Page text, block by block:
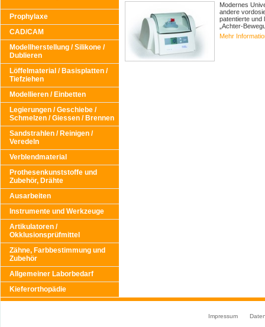
Prophylaxe
CAD/CAM
Modellherstellung / Silikone /
Dublieren
Löffelmaterial / Basisplatten /
Tiefziehen
Modellieren / Einbetten
Legierungen / Geschiebe /
Schmelzen / Giessen / Brennen
Sandstrahlen / Reinigen /
Veredeln
Verblendmaterial
Prothesenkunststoffe und
Zubehör, Drähte
Ausarbeiten
Instrumente und Werkzeuge
Artikulatoren /
Okklusionsprüfmittel
Zähne, Farbbestimmung und
Zubehör
Allgemeiner Laborbedarf
Kieferorthopädie
Modernes
andere
patentierte und
„Achter-
Mehr
Impressum